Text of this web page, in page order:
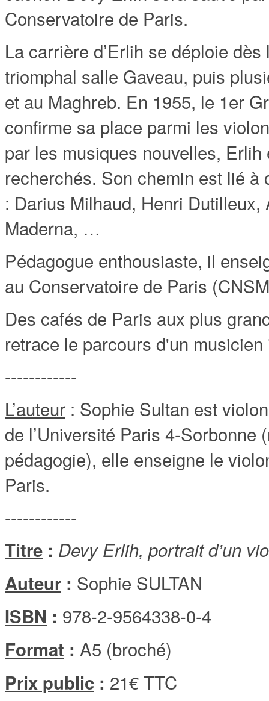
Conservatoire de Paris.
La carrière d’Erlih se déploie
triomphal salle Gaveau, puis
et au Maghreb. En 1955, le 1er
confirme sa place parmi les
par les musiques nouvelles,
recherchés. Son chemin est lié
: Darius Milhaud, Henri
Maderna, …
Pédagogue enthousiaste, il
au Conservatoire de Paris
Des cafés de Paris aux plus
retrace le parcours d'un
------------
L’auteur : Sophie Sultan est
de l’Université Paris 4-
pédagogie), elle enseigne le
Paris.
------------
Titre : Devy Erlih, portrait d’un
Auteur : Sophie SULTAN
ISBN : 978-2-9564338-0-4
Format : A5 (broché)
Prix public : 21€ TTC